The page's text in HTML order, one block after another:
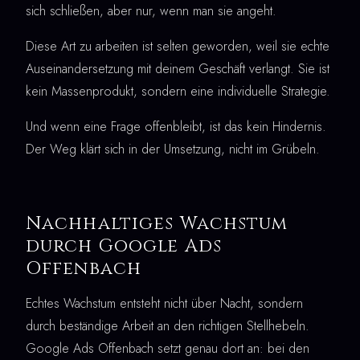
sich schließen, aber nur, wenn man sie angeht.
Diese Art zu arbeiten ist selten geworden, weil sie echte
Auseinandersetzung mit deinem Geschäft verlangt. Sie ist
kein Massenprodukt, sondern eine individuelle Strategie.
Und wenn eine Frage offenbleibt, ist das kein Hindernis.
Der Weg klärt sich in der Umsetzung, nicht im Grübeln.
Nachhaltiges Wachstum
durch Google Ads
Offenbach
Echtes Wachstum entsteht nicht über Nacht, sondern
durch beständige Arbeit an den richtigen Stellhebeln.
Google Ads Offenbach setzt genau dort an: bei den